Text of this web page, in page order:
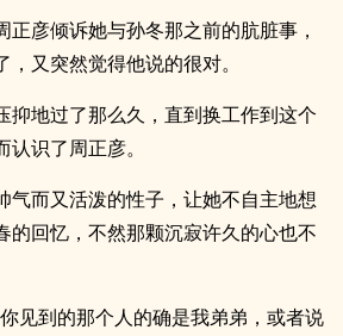
正彦倾诉她与孙冬那之前的肮脏事，
又突然觉得他说的很对。
抑地过了那么久，直到换工作到这个
识了周正彦。
气而又活泼的性子，让她不自主地想
的回忆，不然那颗沉寂许久的心也不
见到的那个人的确是我弟弟，或者说